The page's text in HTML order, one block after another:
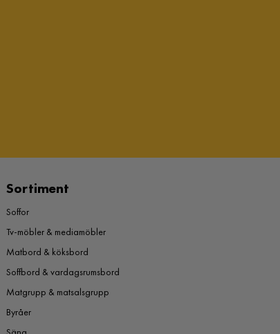
Sortiment
Soffor
Tv-möbler & mediamöbler
Matbord & köksbord
Soffbord & vardagsrumsbord
Matgrupp & matsalsgrupp
Byråer